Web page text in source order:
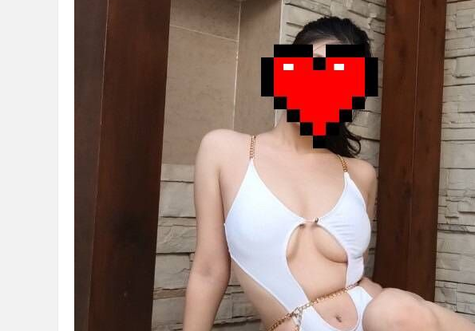
2024-03-02
★★★★★ ★★★★★
2024-03-02
★★★★★ ★★★★★
2024-02-27
★★★★★ ★★★★
★★★★★ ★★★★★
2024-02-08
★★★★★ ★★★★★
2024-01-26
★★★★★ ★★★★★
本篇回報
★★★★★ ★★★★★
2024-01-16
★★★★★ ★★★★★
2024-01-06
★★★★★ ★★★★★
回報日期
技術度 外貌度
2023-12-26
★★★★★ ★★★★★
2023-12-08
★★★★★ ★★★★★
2023-11-24
★★★★★ ★★★★★